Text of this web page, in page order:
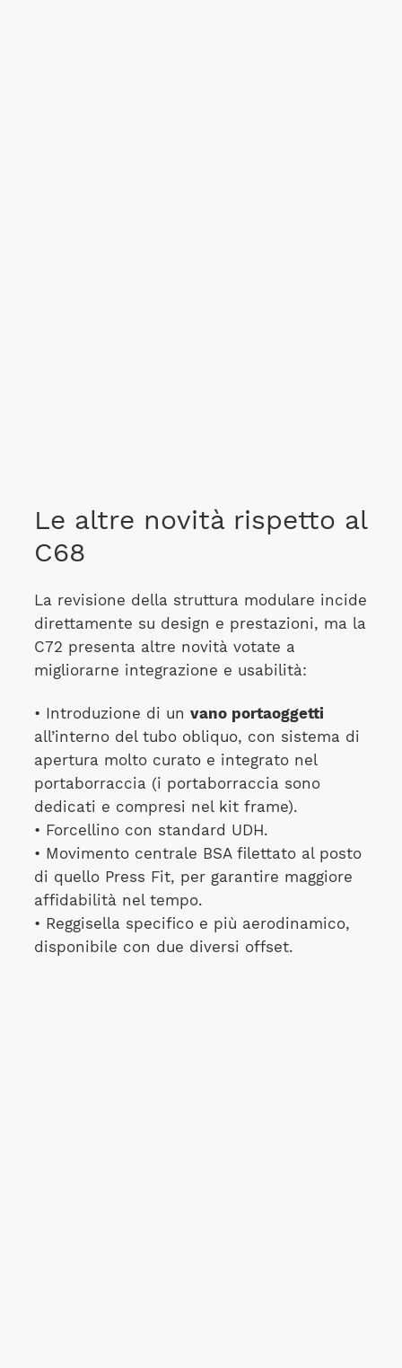
Le altre novità rispetto al
C68
La revisione della struttura modulare incide
direttamente su design e prestazioni, ma la
C72 presenta altre novità votate a
migliorarne integrazione e usabilità:
• Introduzione di un vano portaoggetti
all’interno del tubo obliquo, con sistema di
apertura molto curato e integrato nel
portaborraccia (i portaborraccia sono
dedicati e compresi nel kit frame).
• Forcellino con standard UDH.
• Movimento centrale BSA filettato al posto
di quello Press Fit, per garantire maggiore
affidabilità nel tempo.
• Reggisella specifico e più aerodinamico,
disponibile con due diversi offset.